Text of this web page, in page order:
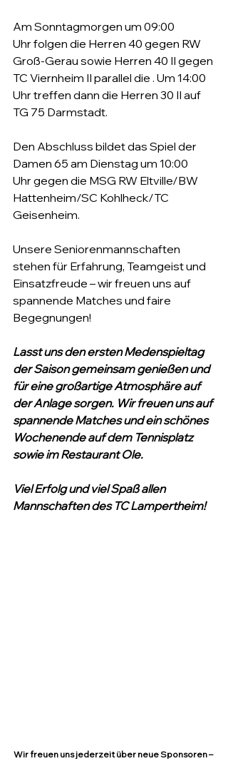
Am Sonntagmorgen um 09:00
Uhr folgen die Herren 40 gegen RW
Groß-Gerau sowie Herren 40 II gegen
TC Viernheim II parallel die . Um 14:00
Uhr treffen dann die Herren 30 II auf
TG 75 Darmstadt.
Den Abschluss bildet das Spiel der
Damen 65 am Dienstag um 10:00
Uhr gegen die MSG RW Eltville/BW
Hattenheim/SC Kohlheck/TC
Geisenheim.
Unsere Seniorenmannschaften
stehen für Erfahrung, Teamgeist und
Einsatzfreude – wir freuen uns auf
spannende Matches und faire
Begegnungen!
Lasst uns den ersten Medenspieltag
der Saison gemeinsam genießen und
für eine großartige Atmosphäre auf
der Anlage sorgen. Wir freuen uns auf
spannende Matches und ein schönes
Wochenende auf dem Tennisplatz
sowie im Restaurant Ole.
Viel Erfolg und viel Spaß allen
Mannschaften des TC Lampertheim!
Wir freuen uns jederzeit über neue Sponsoren –